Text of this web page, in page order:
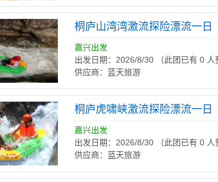
桐庐山湾湾激流探险漂流一日
嘉兴出发
出发日期：2026/8/30 （此团已有 0 人
供应商：蓝天旅游
桐庐虎啸峡激流探险漂流一日
嘉兴出发
出发日期：2026/8/30 （此团已有 0 人
供应商：蓝天旅游